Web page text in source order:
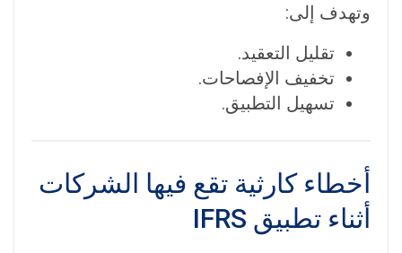
وتهدف إلى:
تقليل التعقيد.
تخفيف الإفصاحات.
تسهيل التطبيق.
أخطاء كارثية تقع فيها الشركات
أثناء تطبيق IFRS